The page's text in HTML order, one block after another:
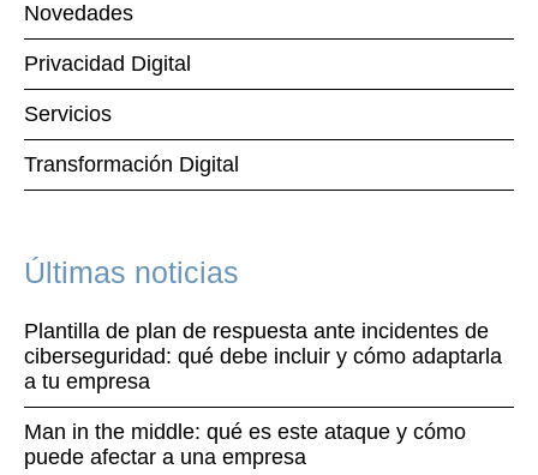
Novedades
Privacidad Digital
Servicios
Transformación Digital
Últimas noticias
Plantilla de plan de respuesta ante incidentes de
ciberseguridad: qué debe incluir y cómo adaptarla
a tu empresa
Man in the middle: qué es este ataque y cómo
puede afectar a una empresa